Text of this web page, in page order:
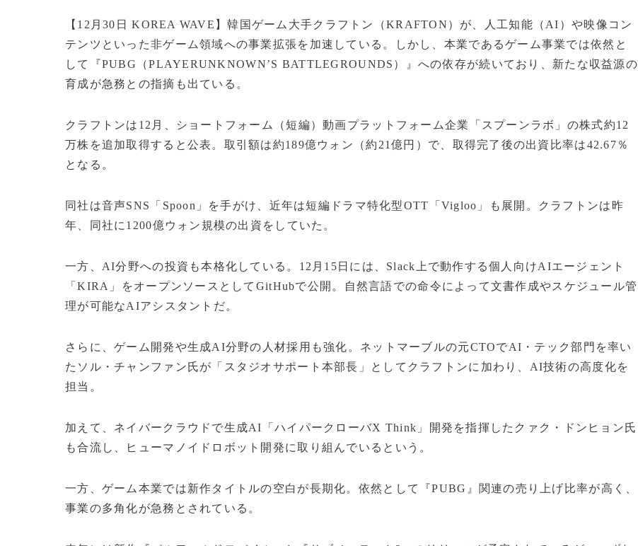
【12月30日 KOREA WAVE】韓国ゲーム大手クラフトン（KRAFTON）が、人工知能（AI）や映像コン
テンツといった非ゲーム領域への事業拡張を加速している。しかし、本業であるゲーム事業では依然と
して『PUBG（PLAYERUNKNOWN’S BATTLEGROUNDS）』への依存が続いており、新たな収益源の
育成が急務との指摘も出ている。
クラフトンは12月、ショートフォーム（短編）動画プラットフォーム企業「スプーンラボ」の株式約12
万株を追加取得すると公表。取引額は約189億ウォン（約21億円）で、取得完了後の出資比率は42.67％
となる。
同社は音声SNS「Spoon」を手がけ、近年は短編ドラマ特化型OTT「Vigloo」も展開。クラフトンは昨
年、同社に1200億ウォン規模の出資をしていた。
一方、AI分野への投資も本格化している。12月15日には、Slack上で動作する個人向けAIエージェント
「KIRA」をオープンソースとしてGitHubで公開。自然言語での命令によって文書作成やスケジュール管
理が可能なAIアシスタントだ。
さらに、ゲーム開発や生成AI分野の人材採用も強化。ネットマーブルの元CTOでAI・テック部門を率い
たソル・チャンファン氏が「スタジオサポート本部長」としてクラフトンに加わり、AI技術の高度化を
担当。
加えて、ネイバークラウドで生成AI「ハイパークローバX Think」開発を指揮したクァク・ドンヒョン氏
も合流し、ヒューマノイドロボット開発に取り組んでいるという。
一方、ゲーム本業では新作タイトルの空白が長期化。依然として『PUBG』関連の売り上げ比率が高く、
事業の多角化が急務とされている。